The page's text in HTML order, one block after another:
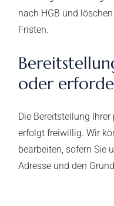
nach HGB und
Fristen.
oder
Die Bereitstellung
erfolgt freiwillig. Wir
bearbeiten, sofern Sie
Adresse und den